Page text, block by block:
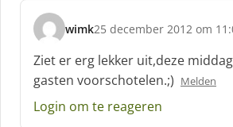
wimk
s
c
h
r
e
25 december 2012 om
Ziet er erg lekker uit,deze
gasten voorschotelen.;) Melden
Login om te reageren